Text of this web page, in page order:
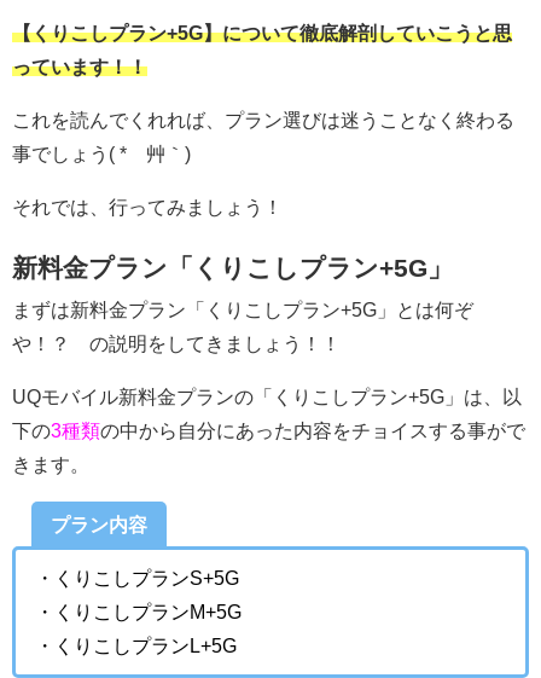
【くりこしプラン+5G】について徹底解剖していこうと思
っています！！
これを読んでくれれば、プラン選びは迷うことなく終わる
事でしょう( *´艸｀)
それでは、行ってみましょう！
新料金プラン「くりこしプラン+5G」
まずは新料金プラン「くりこしプラン+5G」とは何ぞ
や！？ の説明をしてきましょう！！
UQモバイル新料金プランの「くりこしプラン+5G」は、以
下の3種類の中から自分にあった内容をチョイスする事がで
きます。
プラン内容
・くりこしプランS+5G
・くりこしプランM+5G
・くりこしプランL+5G